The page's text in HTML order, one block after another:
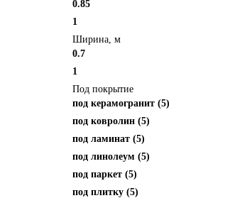
0.85
1
Ширина, м
0.7
1
Под покрытие
под керамогранит (5)
под ковролин (5)
под ламинат (5)
под линолеум (5)
под паркет (5)
под плитку (5)